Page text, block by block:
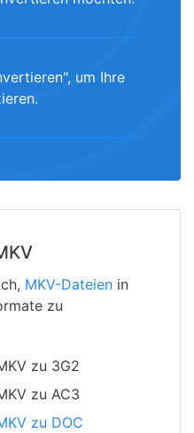
um Ihre
MKV-Dateien in
zu
zu 3G2
zu AC3
zu DOC